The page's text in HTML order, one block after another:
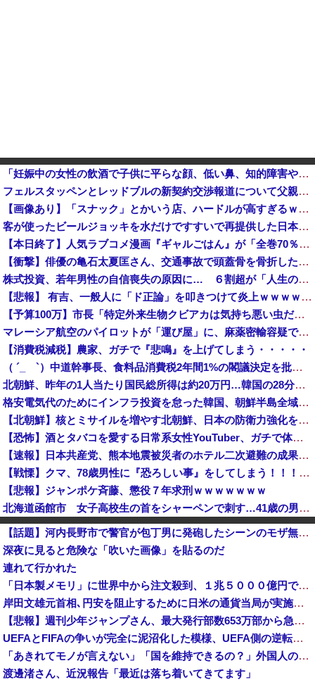
「妊娠中の女性の飲酒で子供に平らな顔、低い鼻、知的障害や発達遅延の『リスク』」 国が進めるプレコン資料に批判も
フェルスタッペンとレッドブルの新契約交渉報道について父親ヨスが否定他
【画像あり】「スナック」とかいう店、ハードルが高すぎるｗｗｗｗｗｗｗ
客が使ったビールジョッキを水だけですすいで再提供した日本の飲食店…韓国のネットで物議
【本日終了】人気ラブコメ漫画『ギャルごはん』が「全巻70％」オフ、『ジャンケットバンク』 『BUNGO―ブンゴ―』の「39％オフクーポン」激安セ...
【衝撃】俳優の亀石太夏匡さん、交通事故で頭蓋骨を骨折した結果・・・
株式投資、若年男性の自信喪失の原因に… ６割超が「人生の敗者」自認か
【悲報】 有吉、一般人に「ド正論」を叩きつけて炎上ｗｗｗｗｗｗｗｗ
【予算100万】市長「特定外来生物クビアカは気持ち悪い虫だしそんな需要ないと思う」1匹300円相当の報奨金→初日に42万取られ焦り
マレーシア航空のパイロットが「運び屋」に、麻薬密輸容疑で拘束…最高刑は死刑！
【消費税減税】農家、ガチで『悲鳴』を上げてしまう・・・・・
（ ´_ゝ`）中道幹事長、食料品消費税2年間1%の閣議決定を批判 → 記者「中道改革連合は食料品消費税ゼロを公約に掲げていたが？」→ 階猛氏「
北朝鮮、昨年の1人当たり国民総所得は約20万円…韓国の28分の1！
格安電気代のためにインフラ投資を怠った韓国、朝鮮半島全域を猛暑が直撃してしまった結果……
【北朝鮮】核とミサイルを増やす北朝鮮、日本の防衛力強化を見て突然「平和」を語り始める
【恐怖】酒とタバコを愛する日常系女性YouTuber、ガチで体が終わる・・・
【速報】日本共産党、熊本地震被災者のホテル二次避難の成果はウチだとアレオレ詐欺をはじめる
【戦慄】クマ、78歳男性に『恐ろしい事』をしてしまう！！！！！！！
【悲報】ジャンポケ斉藤、懲役７年求刑ｗｗｗｗｗｗｗ
北海道函館市 女子高校生の首をシャーペンで刺す…41歳の男を現行犯逮捕 面識なし [8/5]
各社のAI、続々と暴走 勝手に人間のフリをしてサイバー攻撃を仕掛ける事件が相次ぐ
フェミさん「女性視点の避難所を提言します」
【話題】河内長野市で警官が包丁男に発砲したシーンのモザ無し映像が公開される。
深夜に見ると危険な「吹いた画像」を貼るのだ
連れて行かれた
「日本製メモリ」に世界中から注文殺到、１兆５０００億円で工場増築へ
岸田文雄元首相､円安を阻止するために日米の通貨当局が実施した為替介入は｢一時しのぎに過ぎない｣との認識を示す
【悲報】週刊少年ジャンプさん、最大発行部数653万部から急降下でついに100万部を割ってしまう
UEFAとFIFAの争いが完全に泥沼化した模様、UEFA側の逆転敗北すらあり得るような情勢に……
「あきれてモノが言えない」「国を維持できるの？」外国人の永住許可要件の厳格化で在日中国人の本音は？
渡邊渚さん、近況報告「最近は落ち着いてきてます」